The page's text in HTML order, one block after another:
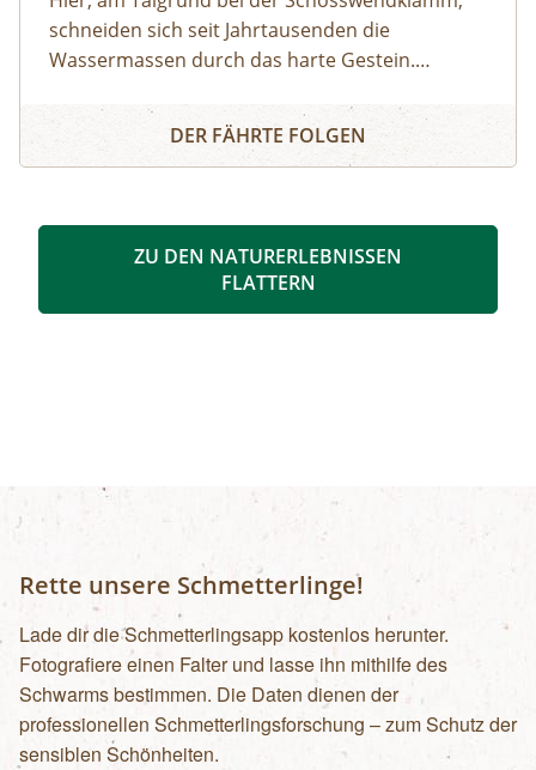
schneiden sich seit Jahrtausenden die
Wassermassen durch das harte Gestein.
Kolke und kleine Wasserfälle entstanden. Der
Klamm folgend geht es weiter bis zum Hintersee
mit Blick über den Talschluss mit seinen
Schösswendklamm und Hintersee
DER FÄHRTE FOLGEN
ZU DEN NATURERLEBNISSEN
FLATTERN
Rette unsere Schmetterlinge!
Lade dir die Schmetterlingsapp kostenlos herunter.
Fotografiere einen Falter und lasse ihn mithilfe des
Schwarms bestimmen. Die Daten dienen der
professionellen Schmetterlingsforschung – zum Schutz der
sensiblen Schönheiten.